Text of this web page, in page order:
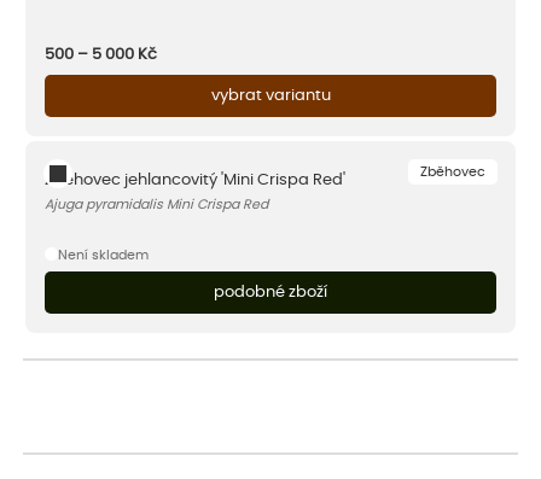
500 – 5 000 Kč
vybrat variantu
Zběhovec
Zběhovec jehlancovitý 'Mini Crispa Red'
Ajuga pyramidalis Mini Crispa Red
Není skladem
podobné zboží